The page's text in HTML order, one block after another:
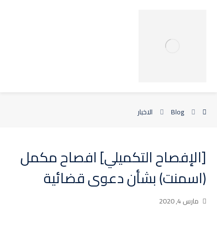
Blog الاخبار
[الإفصاح التكميلي] افصاح مكمل
(اسمنت) بشأن دعوى قضائية
مارس 4, 2020